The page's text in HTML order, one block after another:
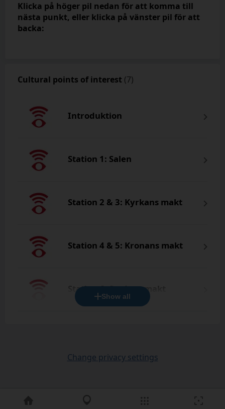
Klicka på höger pil nedan för att komma till
nästa punkt, eller klicka på vänster pil för att
backa:
Cultural points of interest (7)
Introduktion
Station 1: Salen
Station 2 & 3: Kyrkans makt
Station 4 & 5: Kronans makt
Station 6: Stadens makt
Show all
Change privacy settings